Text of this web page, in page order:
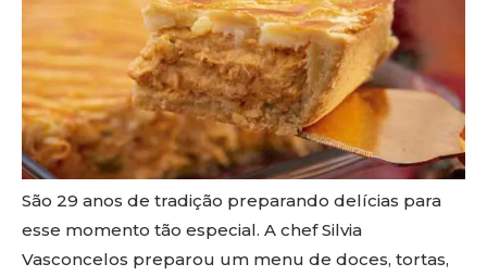
São 29 anos de tradição preparando delícias para
esse momento tão especial. A chef Silvia
Vasconcelos preparou um menu de doces, tortas,